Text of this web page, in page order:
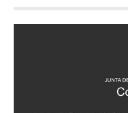
OFERTAS DE EMPREGO
CONTACTO E HORÁRIO GIP